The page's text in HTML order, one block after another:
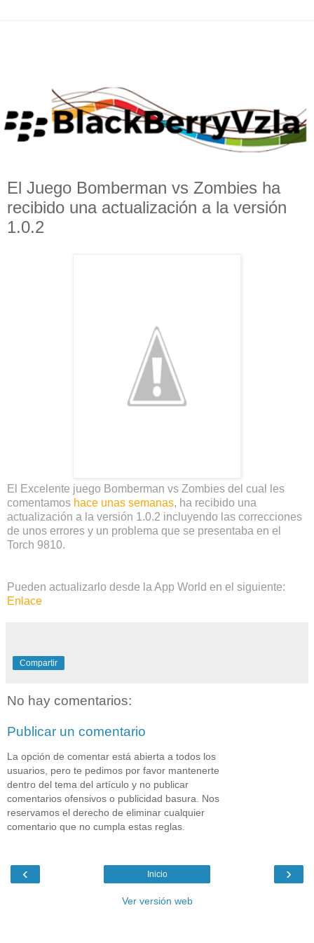
El Juego Bomberman vs Zombies ha
recibido una actualización a la versión
1.0.2
El Excelente juego Bomberman vs Zombies del cual les
comentamos hace unas semanas, ha recibido una
actualización a la versión 1.0.2 incluyendo las correcciones
de unos errores y un problema que se presentaba en el
Torch 9810.
Pueden actualizarlo desde la App World en el siguiente:
Enlace
Compartir
No hay comentarios:
Publicar un comentario
La opción de comentar está abierta a todos los
usuarios, pero te pedimos por favor mantenerte
dentro del tema del artículo y no publicar
comentarios ofensivos o publicidad basura. Nos
reservamos el derecho de eliminar cualquier
comentario que no cumpla estas reglas.
‹ ›
Inicio
Ver versión web